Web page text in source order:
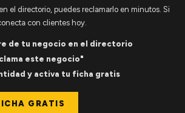
el directorio, puedes reclamarlo en minutos. Si
con clientes hoy.
de tu negocio en el directorio
este negocio"
y activa tu ficha gratis
GRATIS